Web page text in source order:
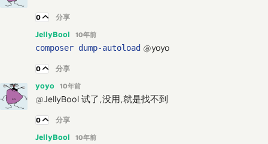
0 分享
JellyBool 10年前
composer dump-autoload@yoyo
0 分享
yoyo 10年前
@JellyBool 试了,没用,就是找不到
0 分享
JellyBool 10年前